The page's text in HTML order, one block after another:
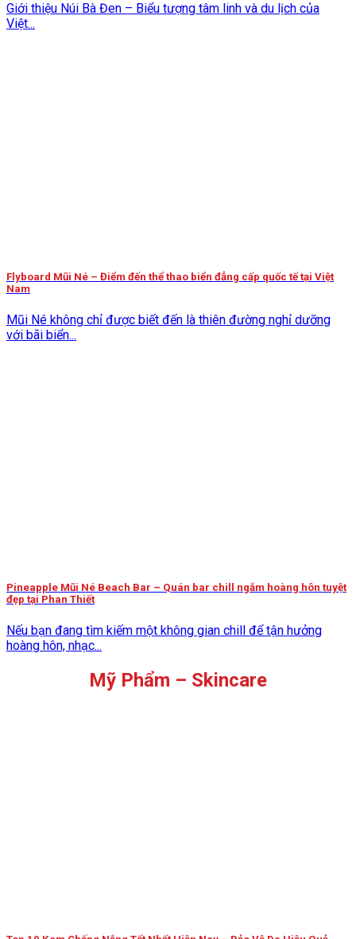
Giới thiệu Núi Bà Đen – Biểu tượng tâm linh và du lịch của
Việt...
Flyboard Mũi Né – Điểm đến thể thao biển đẳng cấp quốc tế tại Việt
Nam
Mũi Né không chỉ được biết đến là thiên đường nghỉ dưỡng
với bãi biển...
Pineapple Mũi Né Beach Bar – Quán bar chill ngắm hoàng hôn tuyệt
đẹp tại Phan Thiết
Nếu bạn đang tìm kiếm một không gian chill để tận hưởng
hoàng hôn, nhạc...
Mỹ Phẩm – Skincare